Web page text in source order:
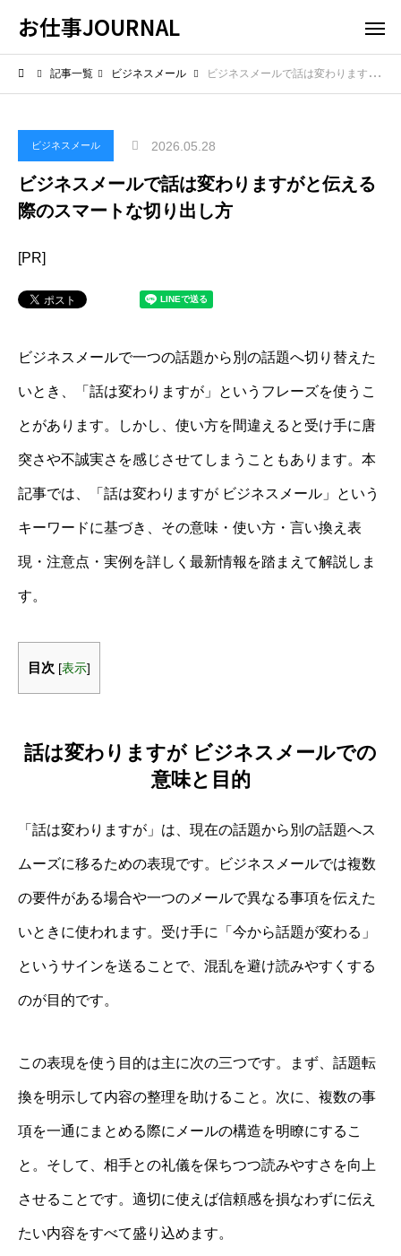
お仕事JOURNAL
記事一覧 ビジネスメール ビジネスメールで話は変わりますがと伝える際のスマートな切り出し方
ビジネスメール 2026.05.28
ビジネスメールで話は変わりますがと伝える
際のスマートな切り出し方
[PR]
ビジネスメールで一つの話題から別の話題へ切り替えた
いとき、「話は変わりますが」というフレーズを使うこ
とがあります。しかし、使い方を間違えると受け手に唐
突さや不誠実さを感じさせてしまうこともあります。本
記事では、「話は変わりますが ビジネスメール」という
キーワードに基づき、その意味・使い方・言い換え表
現・注意点・実例を詳しく最新情報を踏まえて解説しま
す。
目次 [表示]
話は変わりますが ビジネスメールでの
意味と目的
「話は変わりますが」は、現在の話題から別の話題へス
ムーズに移るための表現です。ビジネスメールでは複数
の要件がある場合や一つのメールで異なる事項を伝えた
いときに使われます。受け手に「今から話題が変わる」
というサインを送ることで、混乱を避け読みやすくする
のが目的です。
この表現を使う目的は主に次の三つです。まず、話題転
換を明示して内容の整理を助けること。次に、複数の事
項を一通にまとめる際にメールの構造を明瞭にするこ
と。そして、相手との礼儀を保ちつつ読みやすさを向上
させることです。適切に使えば信頼感を損なわずに伝え
たい内容をすべて盛り込めます。